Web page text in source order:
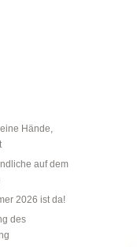
Hände,
auf dem
2026 ist da!
des